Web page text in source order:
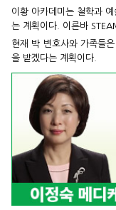
이황 아카데미는 철학과
는 계획이다. 이른바
현재 박 변호사와 가족들
을 받겠다는 계획이다.